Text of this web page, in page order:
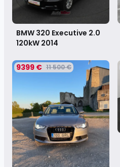
BMW 320 Executive 2.0
120kW 2014
9399 € 11 500 €